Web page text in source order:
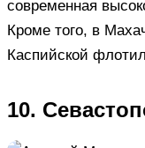
современная
Кроме того, в
Каспийской
10.